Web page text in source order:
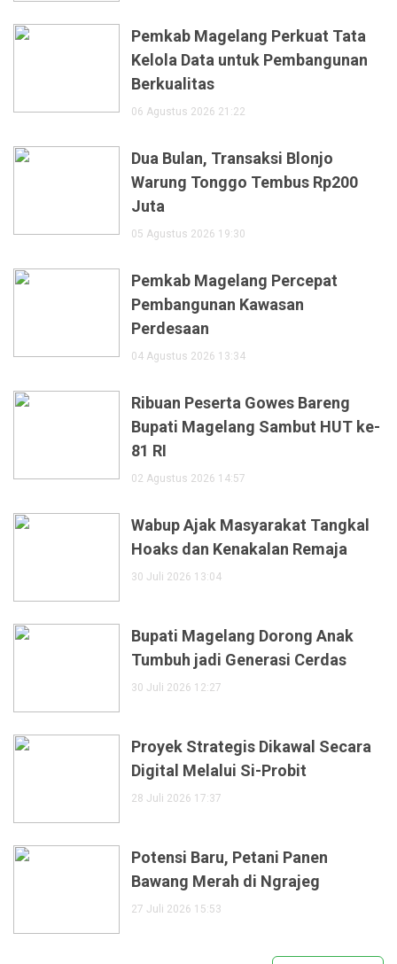
Pemkab Magelang Perkuat Tata
Kelola Data untuk Pembangunan
Berkualitas
06 Agustus 2026 21:22
Dua Bulan, Transaksi Blonjo
Warung Tonggo Tembus Rp200
Juta
05 Agustus 2026 19:30
Pemkab Magelang Percepat
Pembangunan Kawasan
Perdesaan
04 Agustus 2026 13:34
Ribuan Peserta Gowes Bareng
Bupati Magelang Sambut HUT ke-
81 RI
02 Agustus 2026 14:57
Wabup Ajak Masyarakat Tangkal
Hoaks dan Kenakalan Remaja
30 Juli 2026 13:04
Bupati Magelang Dorong Anak
Tumbuh jadi Generasi Cerdas
30 Juli 2026 12:27
Proyek Strategis Dikawal Secara
Digital Melalui Si-Probit
28 Juli 2026 17:37
Potensi Baru, Petani Panen
Bawang Merah di Ngrajeg
27 Juli 2026 15:53